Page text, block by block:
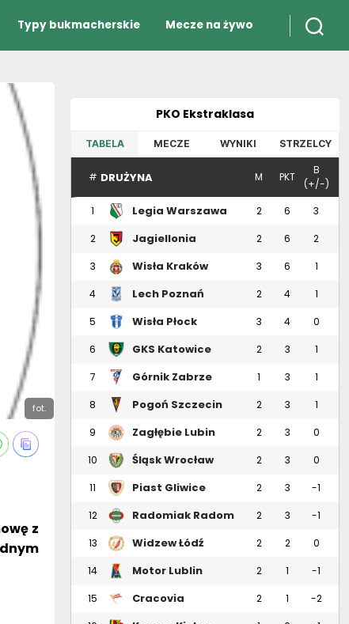
Typy bukmacherskie Mecze na żywo
fot.
z
PKO Ekstraklasa
TABELA MECZE WYNIKI STRZELCY
# DRUŻYNA M PKT
B
(+/-)
1
Legia Warszawa 2 6 3
2
Jagiellonia
2 6 2
3 Wisła Kraków 3 6 1
4 Lech Poznań 2 4 1
5 Wisła Płock 3 4 0
6 GKS Katowice 2 3 1
7 Górnik Zabrze 1 3 1
8 Pogoń Szczecin 2 3 1
9 Zagłębie Lubin 2 3 0
10 Śląsk Wrocław 2 3 0
11 Piast Gliwice 2 3 -1
12 Radomiak Radom 2 3 -1
13 Widzew Łódź 2 2 0
14 Motor Lublin 2 1 -1
15 Cracovia 2 1 -2